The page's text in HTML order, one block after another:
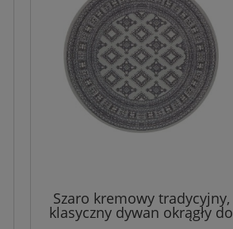
Szaro kremowy tradycyjny,
klasyczny dywan okrągły do